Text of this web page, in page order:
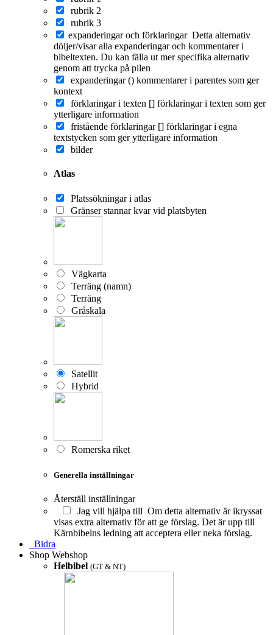
rubrik 2
rubrik 3
expanderingar och förklaringar Detta alternativ
döljer/visar alla expanderingar och kommentarer i
bibeltexten. Du kan fälla ut mer specifika alternativ
genom att trycka på pilen
expanderingar () kommentarer i parentes som ger
kontext
förklaringar i texten [] förklaringar i texten som ger
ytterligare information
fristående förklaringar [] förklaringar i egna
textstycken som ger ytterligare information
bilder
Atlas
Platssökningar i atlas
Gränser stannar kvar vid platsbyten
Vägkarta
Terräng (namn)
Terräng
Gråskala
Satellit
Hybrid
Romerska riket
Generella inställningar
Återställ inställningar
Jag vill hjälpa till Om detta alternativ är ikryssat
visas extra alternativ för att ge förslag. Det är upp till
Kärnbibelns ledning att acceptera eller neka förslag.
Bidra
Shop Webshop
Helbibel (GT & NT)